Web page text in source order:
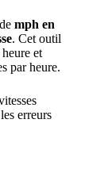
mph en
. Cet outil
et
par heure.
erreurs